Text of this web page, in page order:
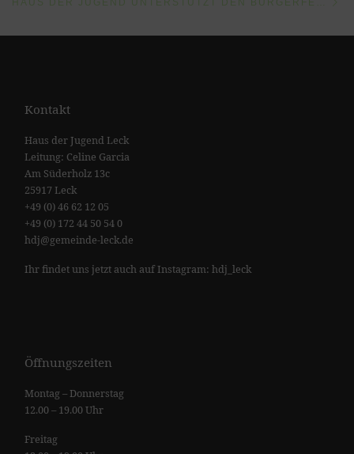
Kontakt
Haus der Jugend Leck
Leitung: Celine Garcia
Am Süderholz 13c
25917 Leck
+49 (0) 46 62 12 05
+49 (0) 172 44 50 54 0
hdj@gemeinde-leck.de
Ihr findet uns jetzt auch auf Instagram: hdj_leck
Öffnungszeiten
Montag – Donnerstag
12.00 – 19.00 Uhr
Freitag